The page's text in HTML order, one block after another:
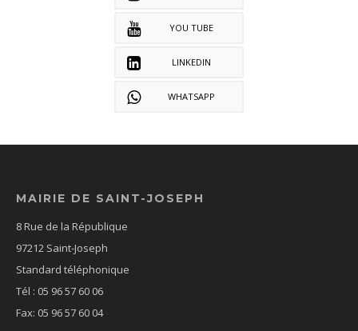
YOU TUBE
LINKEDIN
WHATSAPP
MAIRIE DE SAINT-JOSEPH
8 Rue de la République
97212 Saint-Joseph
Standard téléphonique
Tél : 05 96 57 60 06
Fax: 05 96 57 60 04